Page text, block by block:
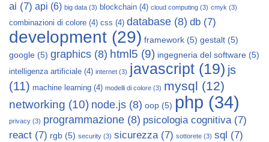
ai (7) api (6) big data (3) blockchain (4) cloud computing (3) cmyk (3)
combinazioni di colore (4) css (4) database (8) db (7)
development (29) framework (5) gestalt (5)
google (5) graphics (8) html5 (9) ingegneria del software (5)
intelligenza artificiale (4) internet (3) javascript (19) js
(11) machine learning (4) modelli di colore (3) mysql (12)
networking (10) node.js (8) oop (5) php (34)
privacy (3) programmazione (8) psicologia cognitiva(7)
react (7) rgb (5) security (3) sicurezza(7) sottorete (3) sql (7)